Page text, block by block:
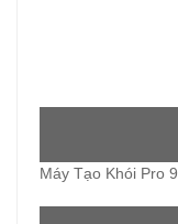
Máy Tạo Khói Pro